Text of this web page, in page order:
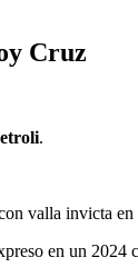
Cruz
.
valla invicta
en un 2024